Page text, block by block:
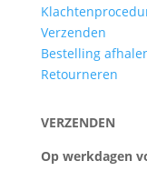
Verzenden
Bestelling
Retourneren
VERZENDEN
Op werkdagen